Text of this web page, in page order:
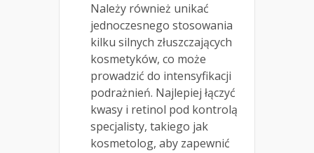
Należy również unikać
jednoczesnego stosowania
kilku silnych złuszczających
kosmetyków, co może
prowadzić do intensyfikacji
podrażnień. Najlepiej łączyć
kwasy i retinol pod kontrolą
specjalisty, takiego jak
kosmetolog, aby zapewnić